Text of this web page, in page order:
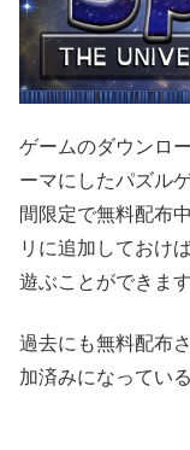
ゲームのダウンロ
ーマにしたパズル
間限定で無料配布
リに追加しておけ
遊ぶことができます
過去にも無料配布
加済みになってい